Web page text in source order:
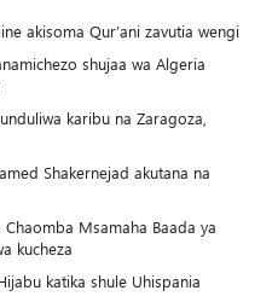
akisoma Qur’ani zavutia wengi
shujaa wa Algeria
karibu na Zaragoza,
Shakernejad akutana na
Msamaha Baada ya
kucheza
katika shule Uhispania